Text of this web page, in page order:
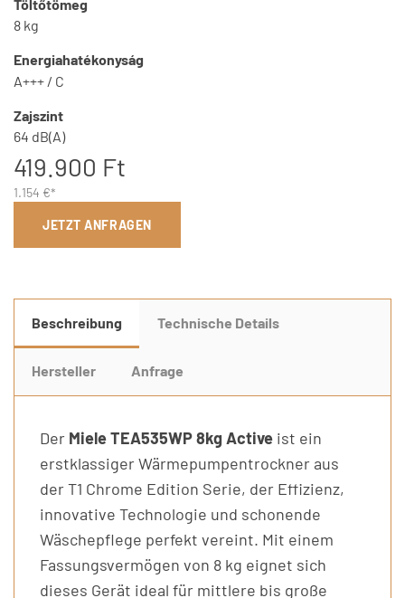
Töltőtömeg
8 kg
Energiahatékonyság
A+++ / C
Zajszint
64 dB(A)
419.900 Ft
1.154 €*
JETZT ANFRAGEN
Beschreibung Technische Details
Hersteller Anfrage
Der Miele TEA535WP 8kg Active ist ein
erstklassiger Wärmepumpentrockner aus
der T1 Chrome Edition Serie, der Effizienz,
innovative Technologie und schonende
Wäschepflege perfekt vereint. Mit einem
Fassungsvermögen von 8 kg eignet sich
dieses Gerät ideal für mittlere bis große